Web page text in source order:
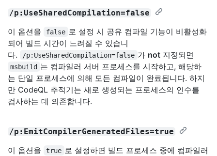
/p:UseSharedCompilation=false
이 옵션을 false 로 설정 시 공유 컴파일 기능이 비활성화
되어 빌드 시간이 느려질 수 있습니
다.
/p:UseSharedCompilation=false 가 not지정되면
msbuild 는 컴파일러 서버 프로세스를 시작하고, 해당하
는 단일 프로세스에 의해 모든 컴파일이 완료됩니다. 하지
만 CodeQL 추적기는 새로 생성되는 프로세스의 인수를
검사하는 데 의존합니다.
/p:EmitCompilerGeneratedFiles=true
이 옵션을 true 로 설정하면 빌드 프로세스 중에 컴파일러